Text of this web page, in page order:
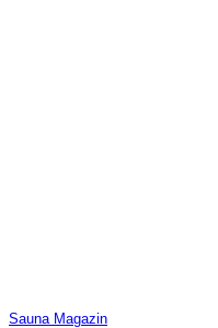
Sauna Magazin